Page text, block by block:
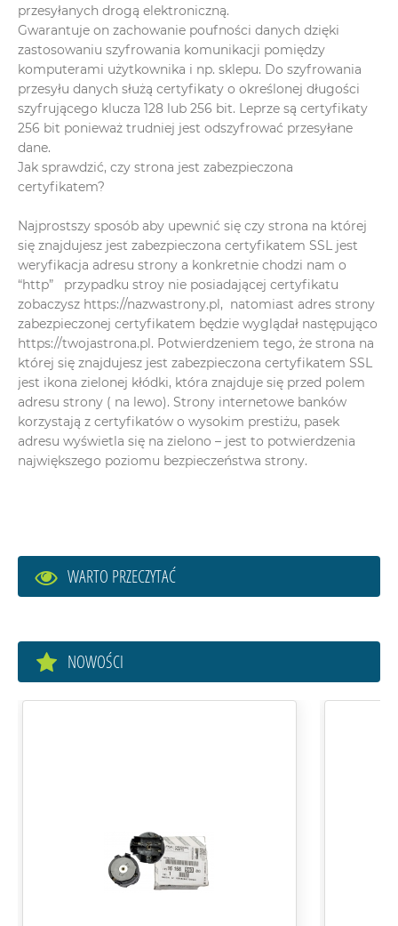
przesyłanych drogą elektroniczną.
Gwarantuje on zachowanie poufności danych dzięki
zastosowaniu szyfrowania komunikacji pomiędzy
komputerami użytkownika i np. sklepu. Do szyfrowania
przesyłu danych służą certyfikaty o określonej długości
szyfrującego klucza 128 lub 256 bit. Leprze są certyfikaty
256 bit ponieważ trudniej jest odszyfrować przesyłane
dane.
Jak sprawdzić, czy strona jest zabezpieczona
certyfikatem?
Najprostszy sposób aby upewnić się czy strona na której
się znajdujesz jest zabezpieczona certyfikatem SSL jest
weryfikacja adresu strony a konkretnie chodzi nam o
“http” przypadku stroy nie posiadającej certyfikatu
zobaczysz https://nazwastrony.pl, natomiast adres strony
zabezpieczonej certyfikatem będzie wyglądał następująco
https://twojastrona.pl. Potwierdzeniem tego, że strona na
której się znajdujesz jest zabezpieczona certyfikatem SSL
jest ikona zielonej kłódki, która znajduje się przed polem
adresu strony ( na lewo). Strony internetowe banków
korzystają z certyfikatów o wysokim prestiżu, pasek
adresu wyświetla się na zielono – jest to potwierdzenia
największego poziomu bezpieczeństwa strony.
WARTO PRZECZYTAĆ
NOWOŚCI